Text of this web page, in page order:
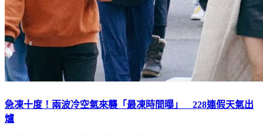
急凍十度！兩波冷空氣來襲「最凍時間曝」 228連假天氣出
爐